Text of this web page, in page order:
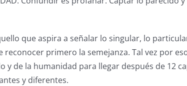
que aspira a señalar lo singular, lo
reconocer primero la semejanza. Tal vez por
y de la humanidad para llegar después de 12
y diferentes.